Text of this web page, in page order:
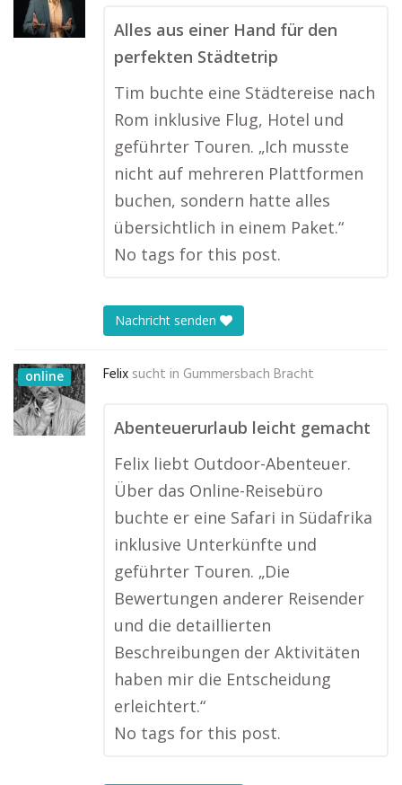
Alles aus einer Hand für den
perfekten Städtetrip
Tim buchte eine Städtereise nach
Rom inklusive Flug, Hotel und
geführter Touren. „Ich musste
nicht auf mehreren Plattformen
buchen, sondern hatte alles
übersichtlich in einem Paket.“
No tags for this post.
Nachricht senden
online Felix sucht in Gummersbach Bracht
Abenteuerurlaub leicht gemacht
Felix liebt Outdoor-Abenteuer.
Über das Online-Reisebüro
buchte er eine Safari in Südafrika
inklusive Unterkünfte und
geführter Touren. „Die
Bewertungen anderer Reisender
und die detaillierten
Beschreibungen der Aktivitäten
haben mir die Entscheidung
erleichtert.“
No tags for this post.